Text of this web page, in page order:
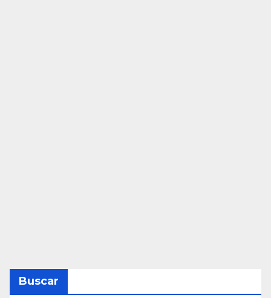
Buscar